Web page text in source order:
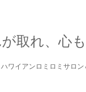
取れ、心
イアンロミロミサロ